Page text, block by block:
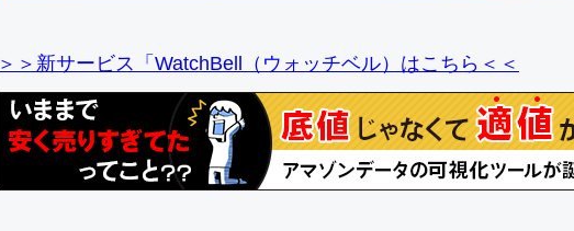
＞＞新サービス「WatchBell（ウォッチベル）はこちら＜＜